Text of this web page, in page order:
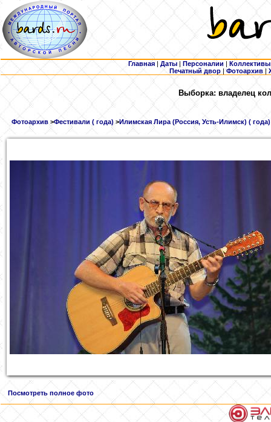
Главная | Даты | Персоналии | Коллективы
Печатный двор |Фотоархив |
Выборка: владелец
Фотоархив >Фестивали ( года) >Илимская Лира (Россия, Усть-Илимск) ( года)
Посмотреть полное фото